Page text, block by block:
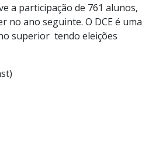
a participação de 761 alunos,
ano seguinte. O DCE é uma
superior tendo eleições